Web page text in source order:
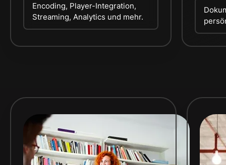
Encoding, Player-Integration,
Streaming, Analytics und mehr.